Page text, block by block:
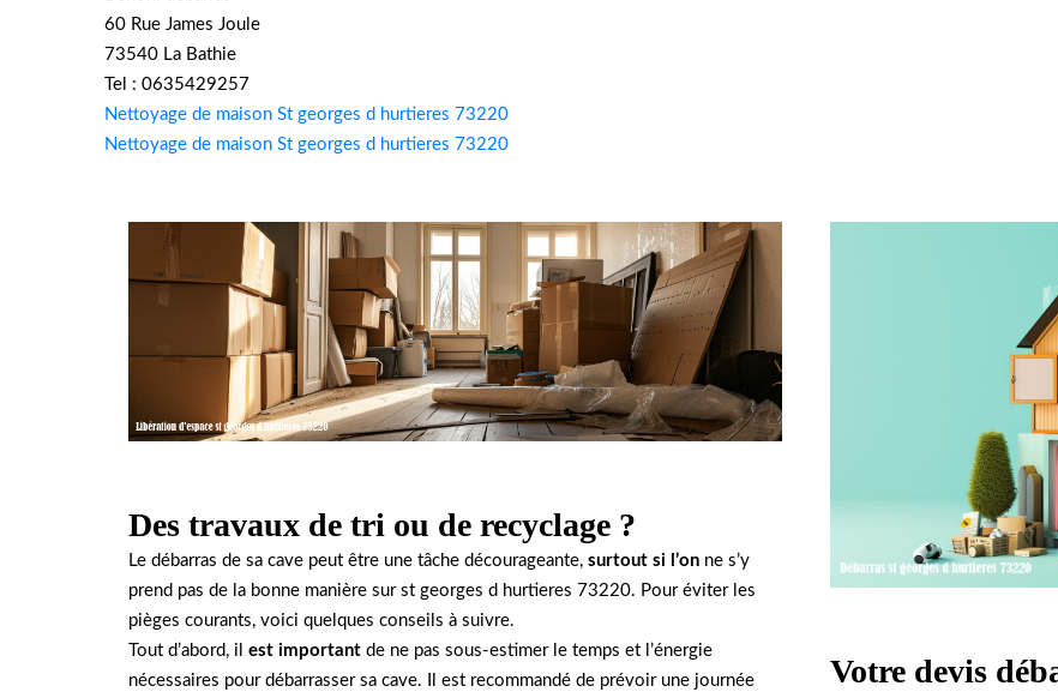
60 Rue James Joule
73540 La Bathie
Tel : 0635429257
Nettoyage de maison St georges d hurtieres 73220
Nettoyage de maison St georges d hurtieres 73220
Des travaux de tri ou de recyclage ?
Le débarras de sa cave peut être une tâche décourageante, surtout si l’on ne s’y
prend pas de la bonne manière sur st georges d hurtieres 73220. Pour éviter les
pièges courants, voici quelques conseils à suivre.
Tout d’abord, il est important de ne pas sous-estimer le temps et l’énergie
nécessaires pour débarrasser sa cave. Il est recommandé de prévoir une journée
Votre devis